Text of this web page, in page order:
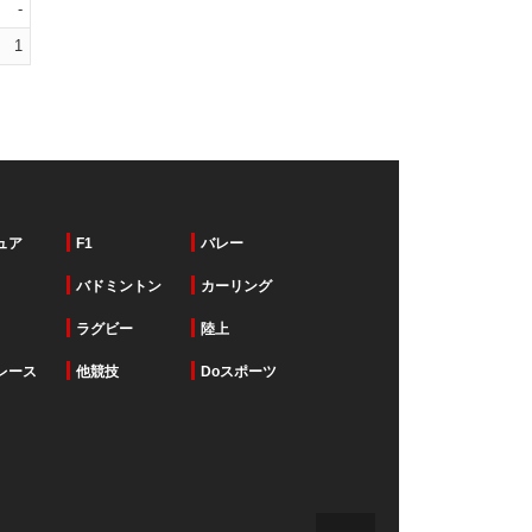
-
1
ア F1 バレー
バドミントン カーリング
ラグビー 陸上
ース 他競技 Doスポーツ